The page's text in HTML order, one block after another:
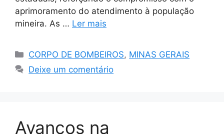
aprimoramento do atendimento à população
mineira. As … Ler mais
Categorias
CORPO DE BOMBEIROS, MINAS GERAIS
Deixe um comentário
Avanços na